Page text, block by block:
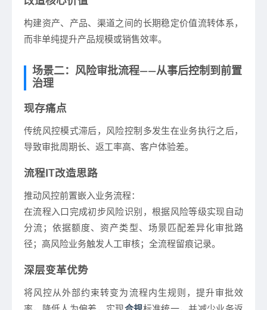
构建资产、产品、渠道之间的长期稳定价值流转体系，
而非单纯提升产品规模或销售效率。
场景二：风险审批流程——从事后控制到前置
治理
现存痛点
传统风控模式滞后，风险控制多发生在业务执行之后，
导致审批周期长、返工率高、客户体验差。
流程IT改造思路
推动风控前置嵌入业务流程：
在流程入口完成初步风险识别，根据风险等级实现自动
分流；依据额度、资产类型、场景匹配差异化审批路
径；高风险业务触发人工审核；全流程留痕记录。
深层变革优势
将风控从外部约束转变为流程内生规则，提升审批效